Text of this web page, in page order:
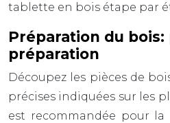
tablette en bois étape par
Préparation du
préparation
Découpez les pièces de
précises indiquées sur les
est recommandée pour la